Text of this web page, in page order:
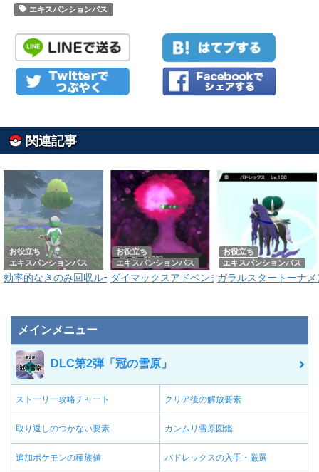
エキスパンションパス
関連記事
お役立ち
エキスパンションパス
効率的なきのみ回収ルート｜DLC冠の雪原
お役立ち
エキスパンションパス
ダイマックスアドベンチャーの効率的な周回
お役立ち
エキスパンションパス
ガラルスタートーナ
メインメニュー
DLC第2弾「冠の雪原」
ストーリー攻略チャート クリア後の解放要素
取り返しのつかない要素 カンムリ雪原図鑑
追加ポケモンの種族値 バドレックスの入手・厳選